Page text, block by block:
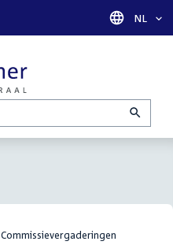
Taal
NL
Commissievergaderingen